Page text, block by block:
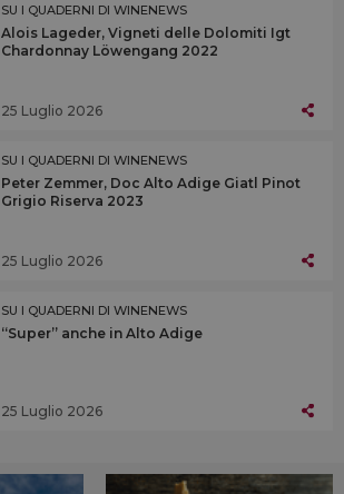
SU I QUADERNI DI WINENEWS
Alois Lageder, Vigneti delle Dolomiti Igt
Chardonnay Löwengang 2022
25 Luglio 2026
SU I QUADERNI DI WINENEWS
Peter Zemmer, Doc Alto Adige Giatl Pinot
Grigio Riserva 2023
25 Luglio 2026
SU I QUADERNI DI WINENEWS
“Super” anche in Alto Adige
25 Luglio 2026